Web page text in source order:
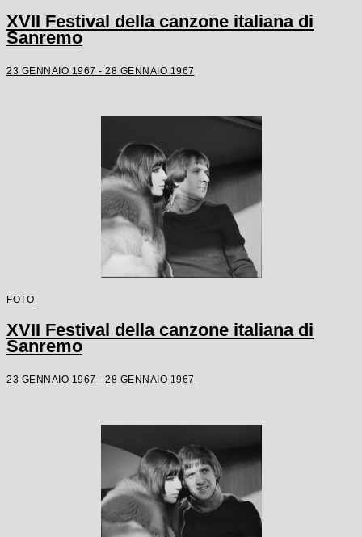
XVII Festival della canzone italiana di
Sanremo
23 GENNAIO 1967 - 28 GENNAIO 1967
FOTO
XVII Festival della canzone italiana di
Sanremo
23 GENNAIO 1967 - 28 GENNAIO 1967